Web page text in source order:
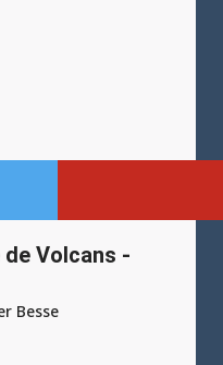
de Volcans -
Besse